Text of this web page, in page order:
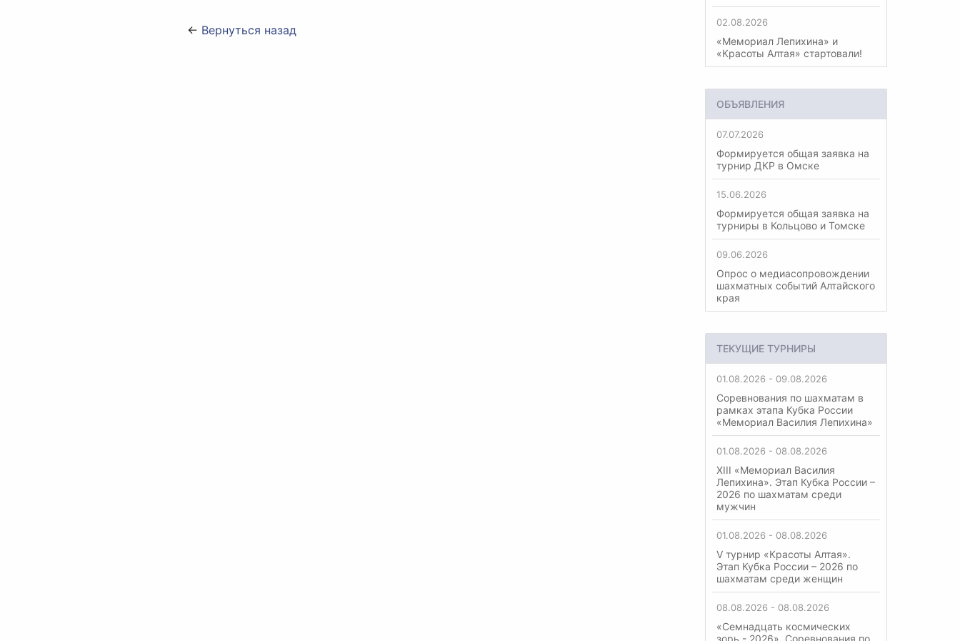
← Вернуться назад
02.08.2026
«Мемориал Лепихина» и
«Красоты Алтая» стартовали!
ОБЪЯВЛЕНИЯ
07.07.2026
Формируется общая заявка на
турнир ДКР в Омске
15.06.2026
Формируется общая заявка на
турниры в Кольцово и Томске
09.06.2026
Опрос о медиасопровождении
шахматных событий Алтайского
края
ТЕКУЩИЕ ТУРНИРЫ
01.08.2026 - 09.08.2026
Соревнования по шахматам в
рамках этапа Кубка России
«Мемориал Василия Лепихина»
01.08.2026 - 08.08.2026
XIII «Мемориал Василия
Лепихина». Этап Кубка России –
2026 по шахматам среди
мужчин
01.08.2026 - 08.08.2026
V турнир «Красоты Алтая».
Этап Кубка России – 2026 по
шахматам среди женщин
08.08.2026 - 08.08.2026
«Семнадцать космических
зорь - 2026». Соревнования по